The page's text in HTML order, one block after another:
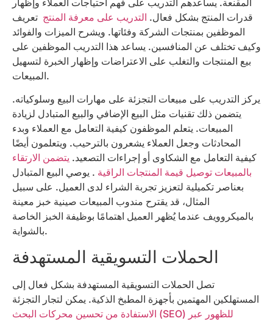
المقنعة. يساعدهم التدريب على فهم احتياجات العملاء وإظهار
قدرات المنتج بشكل فعال. التدريب على معرفة المنتج تعريف
الموظفين بمنتجات الشركة وفئاتها. ويشرح الميزات والفوائد
وكيف تختلف عن المنافسين. يساعد هذا التدريب الموظفين على
بيع المنتجات والتغلب على الاعتراضات وإظهار الخبرة لتسهيل
المبيعات.
يركز التدريب على مبيعات التجزئة على مهارات البيع وسلوكياته.
يتضمن ذلك تقنيات مثل البيع الإضافي والبيع المتبادل لزيادة
المبيعات. يتعلم الموظفون كيفية التعامل مع العملاء وبدء
المحادثات وجعل العملاء يشعرون بالترحيب. ويتعلمون أيضًا
كيفية التعامل مع الشكاوى أو إجراءات التصعيد. يتضمن الارتقاء
بالمبيعات توصيل قيمة المنتجات الراقية . يوصي البيع المتبادل
بعناصر تكميلية لتعزيز تجربة الشراء لدى العميل. على سبيل
المثال، قد يقترح مندوب المبيعات صينية خبز معينة
بالميكروويف عندما يُظهر العميل اهتمامًا بوظيفة الخبز الخاصة
بالشواية.
الحملات التسويقية المستهدفة
تصل الحملات التسويقية المستهدفة بشكل فعال إلى
المستهلكين المهتمين بأجهزة المطبخ الذكية. يمكن لتجار التجزئة
الاستفادة من تحسين محركات البحث (SEO) للظهور عبر